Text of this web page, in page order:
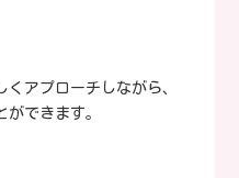
アプローチしながら、
できます。